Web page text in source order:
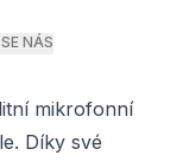
NÁS
mikrofonní
Díky své